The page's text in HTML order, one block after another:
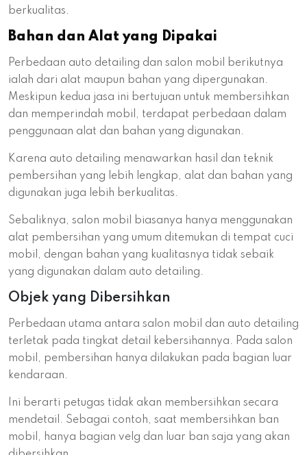
berkualitas.
Bahan dan Alat yang Dipakai
Perbedaan auto detailing dan salon mobil berikutnya
ialah dari alat maupun bahan yang dipergunakan.
Meskipun kedua jasa ini bertujuan untuk membersihkan
dan memperindah mobil, terdapat perbedaan dalam
penggunaan alat dan bahan yang digunakan.
Karena auto detailing menawarkan hasil dan teknik
pembersihan yang lebih lengkap, alat dan bahan yang
digunakan juga lebih berkualitas.
Sebaliknya, salon mobil biasanya hanya menggunakan
alat pembersihan yang umum ditemukan di tempat cuci
mobil, dengan bahan yang kualitasnya tidak sebaik
yang digunakan dalam auto detailing.
Objek yang Dibersihkan
Perbedaan utama antara salon mobil dan auto detailing
terletak pada tingkat detail kebersihannya. Pada salon
mobil, pembersihan hanya dilakukan pada bagian luar
kendaraan.
Ini berarti petugas tidak akan membersihkan secara
mendetail. Sebagai contoh, saat membersihkan ban
mobil, hanya bagian velg dan luar ban saja yang akan